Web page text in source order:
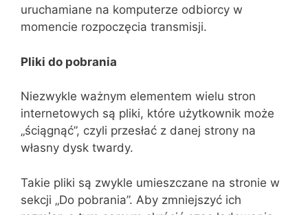
uruchamiane na komputerze odbiorcy w
momencie rozpoczęcia transmisji.
Pliki do pobrania
Niezwykle ważnym elementem wielu stron
internetowych są pliki, które użytkownik może
„ściągnąć”, czyli przesłać z danej strony na
własny dysk twardy.
Takie pliki są zwykle umieszczane na stronie w
sekcji „Do pobrania”. Aby zmniejszyć ich